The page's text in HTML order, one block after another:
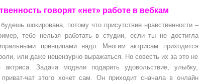
говорят «нет» работе в вебкам
шокирована, потому что присутствие нравственности –
тебе нельзя работать в студии, если ты не достигла
принципами надо. Многим актрисам приходится
или даже нецензурно выражаться. Но совесть их за это не
Задача модели подарить удовольствие, улыбку,
чат этого хочет сам. Он приходит сначала в онлайн